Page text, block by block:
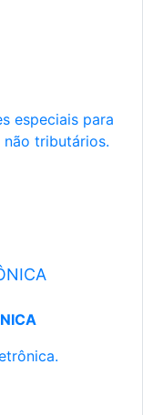
especiais para
tributários.